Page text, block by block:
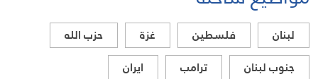
لبنان فلسطين غزة
حزب الله
جنوب لبنان
ترامب
ايران